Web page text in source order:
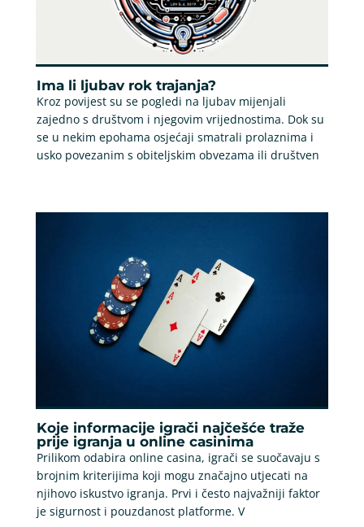
Ima li ljubav rok trajanja?
Kroz povijest su se pogledi na ljubav mijenjali
zajedno s društvom i njegovim vrijednostima. Dok su
se u nekim epohama osjećaji smatrali prolaznima i
usko povezanim s obiteljskim obvezama ili društven
Koje informacije igrači najčešće traže
prije igranja u online casinima
Prilikom odabira online casina, igrači se suočavaju s
brojnim kriterijima koji mogu značajno utjecati na
njihovo iskustvo igranja. Prvi i često najvažniji faktor
je sigurnost i pouzdanost platforme. V